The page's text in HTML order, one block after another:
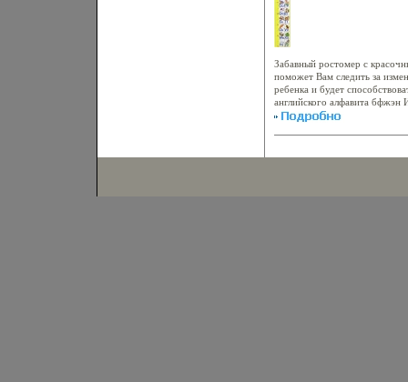
различных патологий
силы, координации
выносливости, внимания,
Большинство упражнений
также предусматривает
небольшой группы детей,
выполнение заданий
подход способствует
поколения дисциплины,
занятиям физической
Забавный ростомер с
поможет Вам следить за
ребенка и будет
английского алфавита бфжэн